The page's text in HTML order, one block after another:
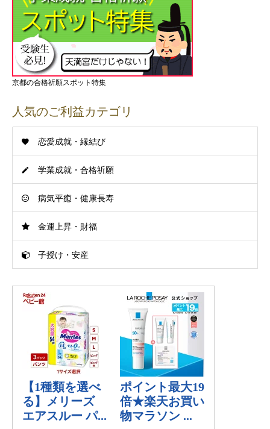
京都の合格祈願スポット特集
人気のご利益カテゴリ
恋愛成就・縁結び
学業成就・合格祈願
病気平癒・健康長寿
金運上昇・財福
子授け・安産